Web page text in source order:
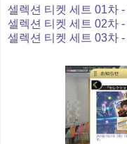
셀렉션 티켓 세트 01차
셀렉션 티켓 세트 02차
셀렉션 티켓 세트 03차